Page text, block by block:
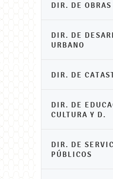
DIR. DE
DIR. DE
URBANO
DIR. DE
DIR. DE
CULTURA Y D.
DIR. DE
PÚBLICOS